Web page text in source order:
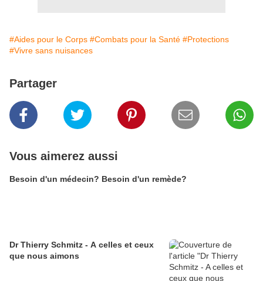
#Aides pour le Corps #Combats pour la Santé #Protections
#Vivre sans nuisances
Partager
Vous aimerez aussi
Besoin d'un médecin? Besoin d'un remède?
Dr Thierry Schmitz - A celles et ceux
que nous aimons